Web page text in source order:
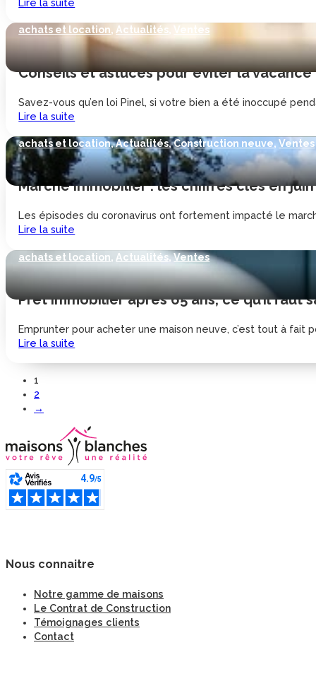
Lire la suite
achats et location,Actualités, Ventes
Conseils et astuces pour éviter la
Savez-vous qu’en loi Pinel, si votre bien a été inoccupé
Lire la suite
achats et location,Actualités,Construction neuve,Ventes
Marché immobilier : les chiffres clés en juin
Les épisodes du coronavirus ont fortement impacté le
Lire la suite
achats et location, Actualités,Ventes
Prêt immobilier après 65 ans, ce qu’il faut
Emprunter pour acheter une maison neuve, c’est tout à fait
Lire la suite
1
2
→
Nous connaitre
Notre gamme de maisons
Le Contrat de Construction
Témoignages clients
Contact